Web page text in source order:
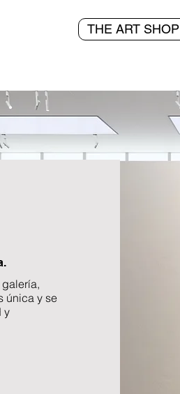
THE ART SHOP
única y se
y